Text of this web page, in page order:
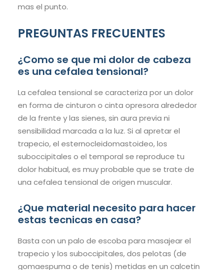
mas el punto.
PREGUNTAS FRECUENTES
¿Como se que mi dolor de cabeza
es una cefalea tensional?
La cefalea tensional se caracteriza por un dolor
en forma de cinturon o cinta opresora alrededor
de la frente y las sienes, sin aura previa ni
sensibilidad marcada a la luz. Si al apretar el
trapecio, el esternocleidomastoideo, los
suboccipitales o el temporal se reproduce tu
dolor habitual, es muy probable que se trate de
una cefalea tensional de origen muscular.
¿Que material necesito para hacer
estas tecnicas en casa?
Basta con un palo de escoba para masajear el
trapecio y los suboccipitales, dos pelotas (de
gomaespuma o de tenis) metidas en un calcetin